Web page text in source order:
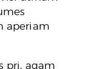
aperiam
pri, agam